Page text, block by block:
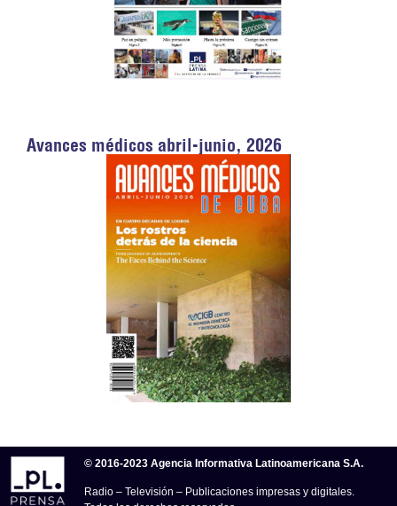
Avances médicos abril-junio, 2026
© 2016-2023 Agencia Informativa Latinoamericana S.A.
Radio – Televisión – Publicaciones impresas y digitales.